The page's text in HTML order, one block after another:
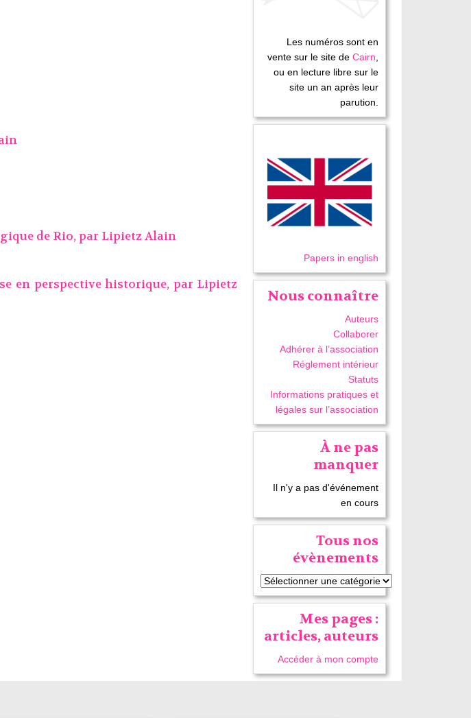
de Rio, par Lipietz Alain
en perspective historique, par Lipietz
Les numéros sont en
vente sur le site deCairn,
ou en lecture libre sur le
site un an après leur
parution.
Papers in english
Nous connaître
Auteurs
Collaborer
Adhérer à l’association
Réglement intérieur
Statuts
Informations pratiques et
légales sur l’association
À ne pas
manquer
Il n'y a pas d'événement
en cours
Tous nos
évènements
Mes pages :
articles, auteurs
Accéder à mon compte